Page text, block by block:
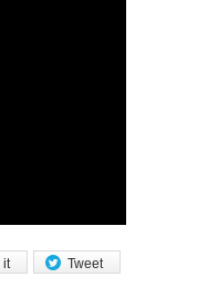
Tweet
it